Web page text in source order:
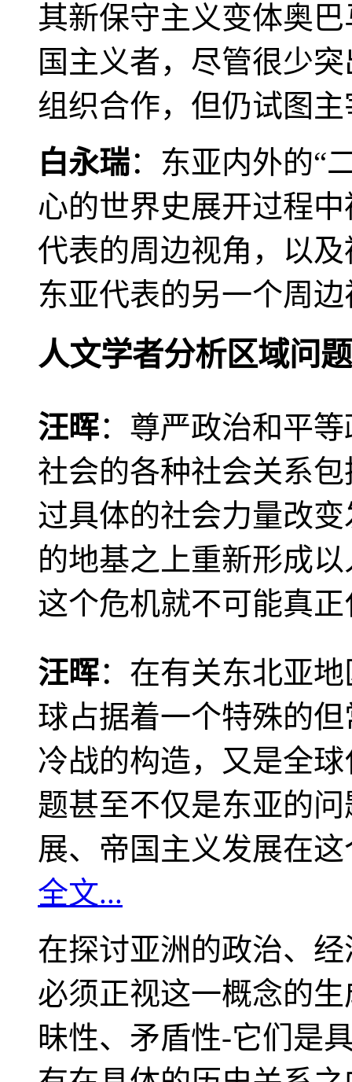
其新保守主义变体奥
国主义者，尽管很少
组织合作，但仍试图
白永瑞：东亚内外的“
心的世界史展开过程
代表的周边视角，以
东亚代表的另一个周
人文学者分析区域问题
汪晖：尊严政治和平
社会的各种社会关系
过具体的社会力量改
的地基之上重新形成
这个危机就不可能真
汪晖：在有关东北亚
球占据着一个特殊的
冷战的构造，又是全
题甚至不仅是东亚的
展、帝国主义发展在
全文...
在探讨亚洲的政治、
必须正视这一概念的
昧性、矛盾性-它们是